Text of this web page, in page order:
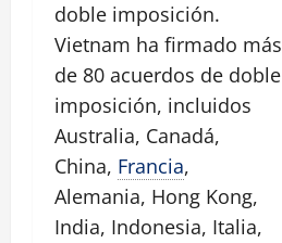
doble imposición.
Vietnam ha firmado más
de 80 acuerdos de doble
imposición, incluidos
Australia, Canadá,
China, Francia,
Alemania, Hong Kong,
India, Indonesia, Italia,